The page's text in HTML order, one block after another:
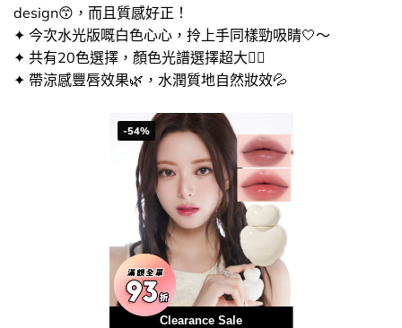
design😙​，而且質感好正！
✦ 今次水光版嘅白色心心，拎上手同樣勁吸睛🤍​～
✦ 共有20色選擇，顏色光譜選擇超大👍🏻​
✦ 帶涼感豐唇效果🌿​，水潤質地自然妝效💦
-54%
Clearance Sale